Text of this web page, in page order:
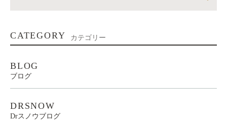
CATEGORY カテゴリー
BLOG
ブログ
DRSNOW
Drスノウブログ